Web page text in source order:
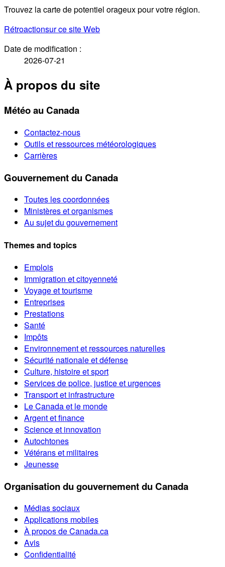
Trouvez la carte de potentiel orageux pour votre région.
Rétroactionsur ce site Web
Date de modification :
2026-07-21
À propos du site
Météo au Canada
Contactez-nous
Outils et ressources météorologiques
Carrières
Gouvernement du Canada
Toutes les coordonnées
Ministères et organismes
Au sujet du gouvernement
Themes and topics
Emplois
Immigration et citoyenneté
Voyage et tourisme
Entreprises
Prestations
Santé
Impôts
Environnement et ressources naturelles
Sécurité nationale et défense
Culture, histoire et sport
Services de police, justice et urgences
Transport et infrastructure
Le Canada et le monde
Argent et finance
Science et innovation
Autochtones
Vétérans et militaires
Jeunesse
Organisation du gouvernement du Canada
Médias sociaux
Applications mobiles
À propos de Canada.ca
Avis
Confidentialité